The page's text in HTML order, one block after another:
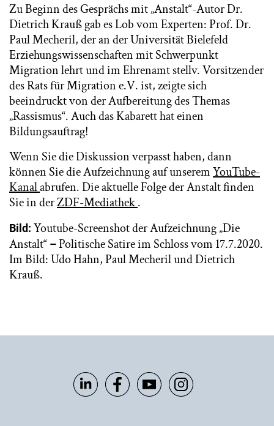
Zu Beginn des Gesprächs mit „Anstalt“-Autor Dr.
Dietrich Krauß gab es Lob vom Experten: Prof. Dr.
Paul Mecheril, der an der Universität Bielefeld
Erziehungswissenschaften mit Schwerpunkt
Migration lehrt und im Ehrenamt stellv. Vorsitzender
des Rats für Migration e.V. ist, zeigte sich
beeindruckt von der Aufbereitung des Themas
„Rassismus“. Auch das Kabarett hat einen
Bildungsauftrag!
Wenn Sie die Diskussion verpasst haben, dann
können Sie die Aufzeichnung auf unseremYouTube-
Kanalabrufen. Die aktuelle Folge der Anstalt finden
Sie in derZDF-Mediathek.
Bild: Youtube-Screenshot der Aufzeichnung „Die
Anstalt“ –Politische Satire im Schloss vom 17.7.2020.
Im Bild: Udo Hahn, Paul Mecheril und Dietrich
Krauß.